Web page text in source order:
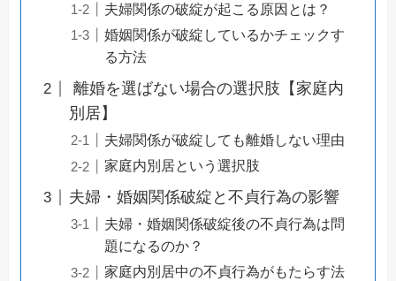
夫婦関係の破綻が起こる原因とは？
婚姻関係が破綻しているかチェックす
る方法
離婚を選ばない場合の選択肢【家庭内
別居】
夫婦関係が破綻しても離婚しない理由
家庭内別居という選択肢
夫婦・婚姻関係破綻と不貞行為の影響
夫婦・婚姻関係破綻後の不貞行為は問
題になるのか？
家庭内別居中の不貞行為がもたらす法